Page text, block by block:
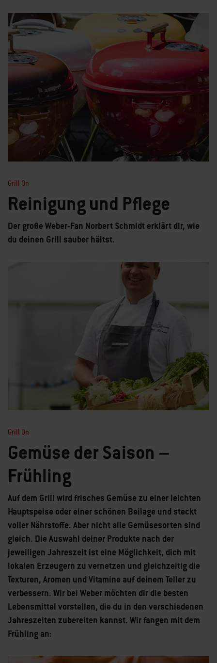
Grill On
Reinigung und Pflege
Der große Weber-Fan Norbert Schmidt erklärt dir, wie
du deinen Grill sauber hältst.
Grill On
Gemüse der Saison –
Frühling
Auf dem Grill wird frisches Gemüse zu einer leichten
Hauptspeise oder einer schönen Beilage und steckt
voller Nährstoffe. Aber nicht alle Gemüsesorten sind
gleich. Die Auswahl deiner Produkte nach der
jeweiligen Jahreszeit ist eine Möglichkeit, dich mit
lokalen Erzeugern zu vernetzen und gleichzeitig die
Texturen, Aromen und Vitamine auf deinem Teller zu
verbessern. Wir bei Weber möchten dir die besten
Lebensmittel vorstellen, die du in den verschiedenen
Jahreszeiten zubereiten kannst. Wir fangen mit dem
Frühling an: